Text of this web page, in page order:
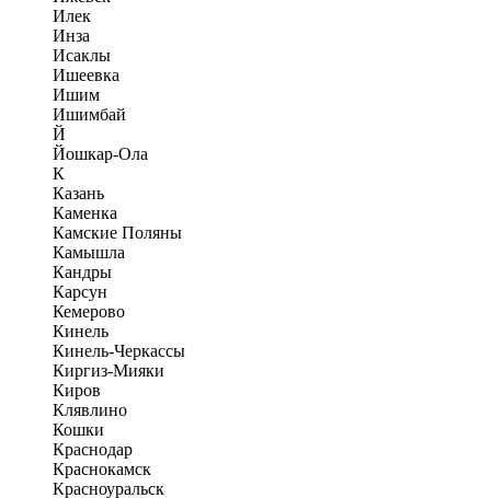
Илек
Инза
Исаклы
Ишеевка
Ишим
Ишимбай
Й
Йошкар-Ола
К
Казань
Каменка
Камские Поляны
Камышла
Кандры
Карсун
Кемерово
Кинель
Кинель-Черкассы
Киргиз-Мияки
Киров
Клявлино
Кошки
Краснодар
Краснокамск
Красноуральск